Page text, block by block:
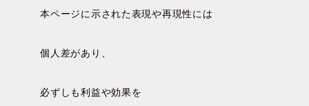
本ページに示された表現や再現性には
個人差があり、
必ずしも利益や効果を